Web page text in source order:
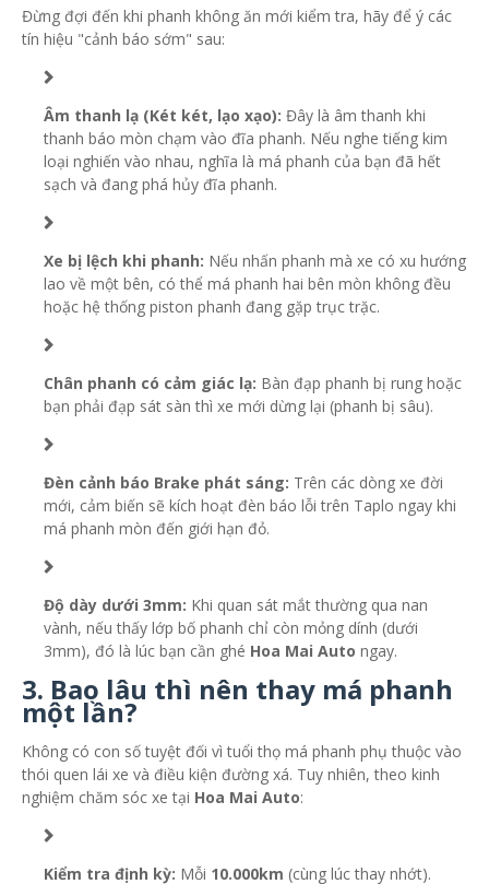
Đừng đợi đến khi phanh không ăn mới kiểm tra, hãy để ý các
tín hiệu "cảnh báo sớm" sau:
Âm thanh lạ (Két két, lạo xạo): Đây là âm thanh khi
thanh báo mòn chạm vào đĩa phanh. Nếu nghe tiếng kim
loại nghiến vào nhau, nghĩa là má phanh của bạn đã hết
sạch và đang phá hủy đĩa phanh.
Xe bị lệch khi phanh: Nếu nhấn phanh mà xe có xu hướng
lao về một bên, có thể má phanh hai bên mòn không đều
hoặc hệ thống piston phanh đang gặp trục trặc.
Chân phanh có cảm giác lạ: Bàn đạp phanh bị rung hoặc
bạn phải đạp sát sàn thì xe mới dừng lại (phanh bị sâu).
Đèn cảnh báo Brake phát sáng: Trên các dòng xe đời
mới, cảm biến sẽ kích hoạt đèn báo lỗi trên Taplo ngay khi
má phanh mòn đến giới hạn đỏ.
Độ dày dưới 3mm: Khi quan sát mắt thường qua nan
vành, nếu thấy lớp bố phanh chỉ còn mỏng dính (dưới
3mm), đó là lúc bạn cần ghé Hoa Mai Auto ngay.
3. Bao lâu thì nên thay má phanh
một lần?
Không có con số tuyệt đối vì tuổi thọ má phanh phụ thuộc vào
thói quen lái xe và điều kiện đường xá. Tuy nhiên, theo kinh
nghiệm chăm sóc xe tại Hoa Mai Auto:
Kiểm tra định kỳ: Mỗi 10.000km (cùng lúc thay nhớt).